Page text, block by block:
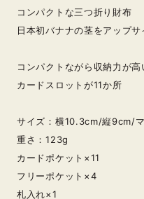
コンパクトな三つ折り財布
日本初バナナの茎をアップ
コンパクトながら収納力が高
カードスロットが11か所
サイズ：横10.3cm/縦9cm/
重さ：123g
カードポケット×11
フリーポケット×4
札入れ×1